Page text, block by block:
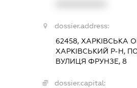
dossier.address:
62458, ХАРКІВСЬКА
ХАРКІВСЬКИЙ Р-Н,
ВУЛИЦЯ ФРУНЗЕ, 8
dossier.capital: